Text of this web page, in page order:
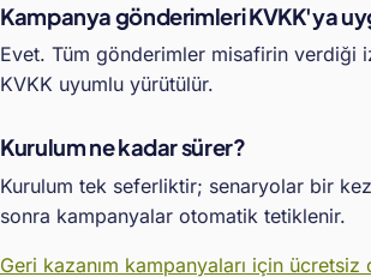
Kampanya gönderimleri KVKK'ya
Evet. Tüm gönderimler misafirin verdiği
KVKK uyumlu yürütülür.
Kurulum ne kadar sürer?
Kurulum tek seferliktir; senaryolar bir kez
sonra kampanyalar otomatik tetiklenir.
Geri kazanım kampanyaları için ücretsiz